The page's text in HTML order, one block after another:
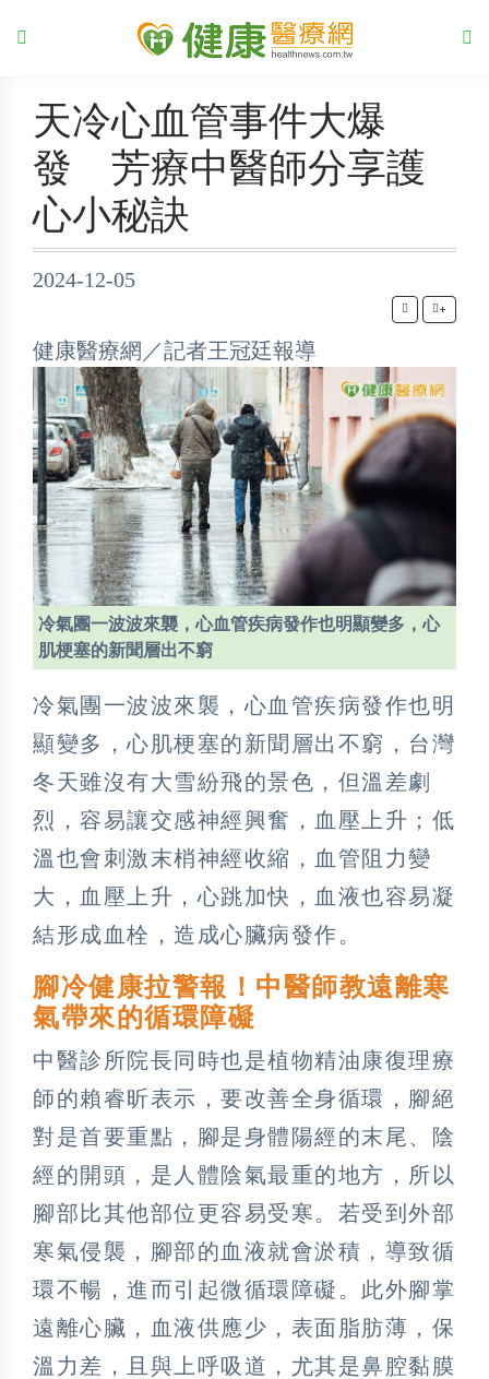
天冷心血管事件大爆
發 芳療中醫師分享護
心小秘訣
2024-12-05
+
健康醫療網／記者王冠廷報導
冷氣團一波波來襲，心血管疾病發作也明顯變多，心
肌梗塞的新聞層出不窮
冷氣團一波波來襲，心血管疾病發作也明
顯變多，心肌梗塞的新聞層出不窮，台灣
冬天雖沒有大雪紛飛的景色，但溫差劇
烈，容易讓交感神經興奮，血壓上升；低
溫也會刺激末梢神經收縮，血管阻力變
大，血壓上升，心跳加快，血液也容易凝
結形成血栓，造成心臟病發作。
腳冷健康拉警報！中醫師教遠離寒
氣帶來的循環障礙
中醫診所院長同時也是植物精油康復理療
師的賴睿昕表示，要改善全身循環，腳絕
對是首要重點，腳是身體陽經的末尾、陰
經的開頭，是人體陰氣最重的地方，所以
腳部比其他部位更容易受寒。若受到外部
寒氣侵襲，腳部的血液就會淤積，導致循
環不暢，進而引起微循環障礙。此外腳掌
遠離心臟，血液供應少，表面脂肪薄，保
溫力差，且與上呼吸道，尤其是鼻腔黏膜